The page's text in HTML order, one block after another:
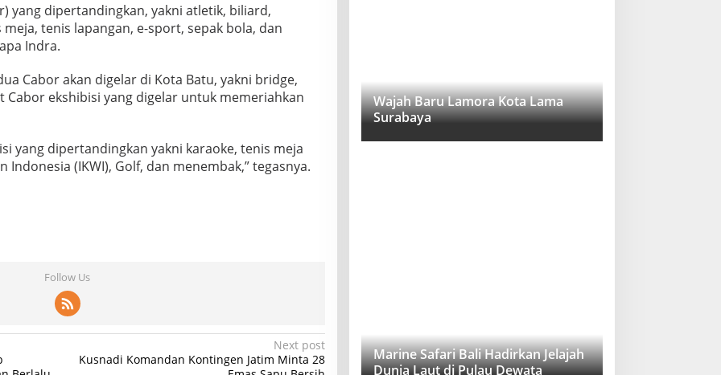
yang dipertandingkan, yakni atletik, biliard,
tenis lapangan, e-sport, sepak bola, dan
Indra.
Cabor akan digelar di Kota Batu, yakni bridge,
Cabor ekshibisi yang digelar untuk memeriahkan
yang dipertandingkan yakni karaoke, tenis meja
(IKWI), Golf, dan menembak,” tegasnya.
Follow Us
Next post
Kusnadi Komandan Kontingen Jatim Minta 28
Wajah Baru Lamora Kota Lama
Surabaya
Marine Safari Bali Hadirkan Jelajah
Dunia Laut di Pulau Dewata